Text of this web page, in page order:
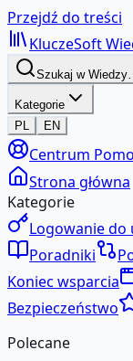
Przejdź do treści
KluczeSoft
Szukaj w
Kategorie
PL
EN
Centrum
Strona główna
Kategorie
Logowanie do
Poradniki
Koniec wsparcia
Bezpieczeństwo
Polecane